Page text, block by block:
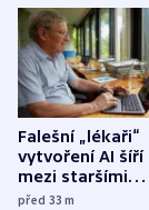
Falešní „lékaři“
vytvoření AI šíří
mezi staršími
Poláky
před 33m